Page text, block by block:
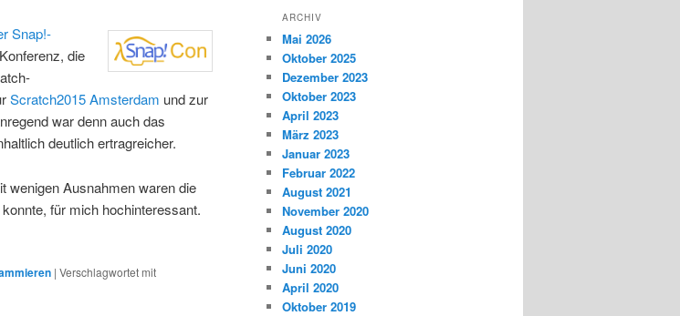
Snap!-
die
Scratch2015 Amsterdam und zur
war denn auch das
deutlich ertragreicher.
wenigen Ausnahmen waren die
für mich hochinteressant.
| Verschlagwortet mit
ARCHIV
Mai 2026
Oktober 2025
Dezember 2023
Oktober 2023
April 2023
März 2023
Januar 2023
Februar 2022
August 2021
November 2020
August 2020
Juli 2020
Juni 2020
April 2020
Oktober 2019